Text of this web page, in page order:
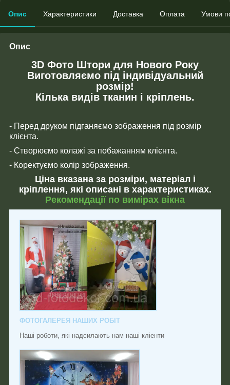
Опис Характеристики Доставка Оплата Умови
Опис
3D Фото Штори для Нового Року
Виготовляємо під індивідуальний
розмір!
Кілька видів тканин і кріплень.
- Перед друком підганяємо зображення під розмір
клієнта.
- Створюємо колажі за побажанням клієнта.
- Коректуємо колір зображення.
Ціна вказана за розміри, матеріал і
кріплення, які описані в характеристиках.
Рекомендації по вимірах вікна
ФОТОГАЛЕРЕЯ НАШИХ РОБІТ
Наші роботи, які надсилають нам наші кліенти